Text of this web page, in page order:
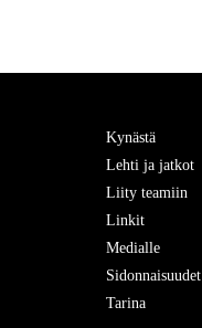
Kynästä
Lehti ja jatkot
Liity teamiin
Linkit
Medialle
Sidonnaisuudet
Tarina